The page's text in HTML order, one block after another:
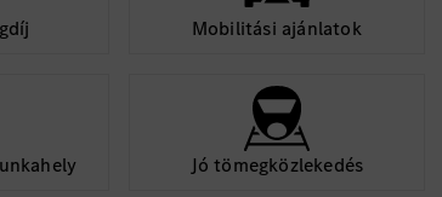
Mobilitási ajánlatok
Jó tömegközlekedés